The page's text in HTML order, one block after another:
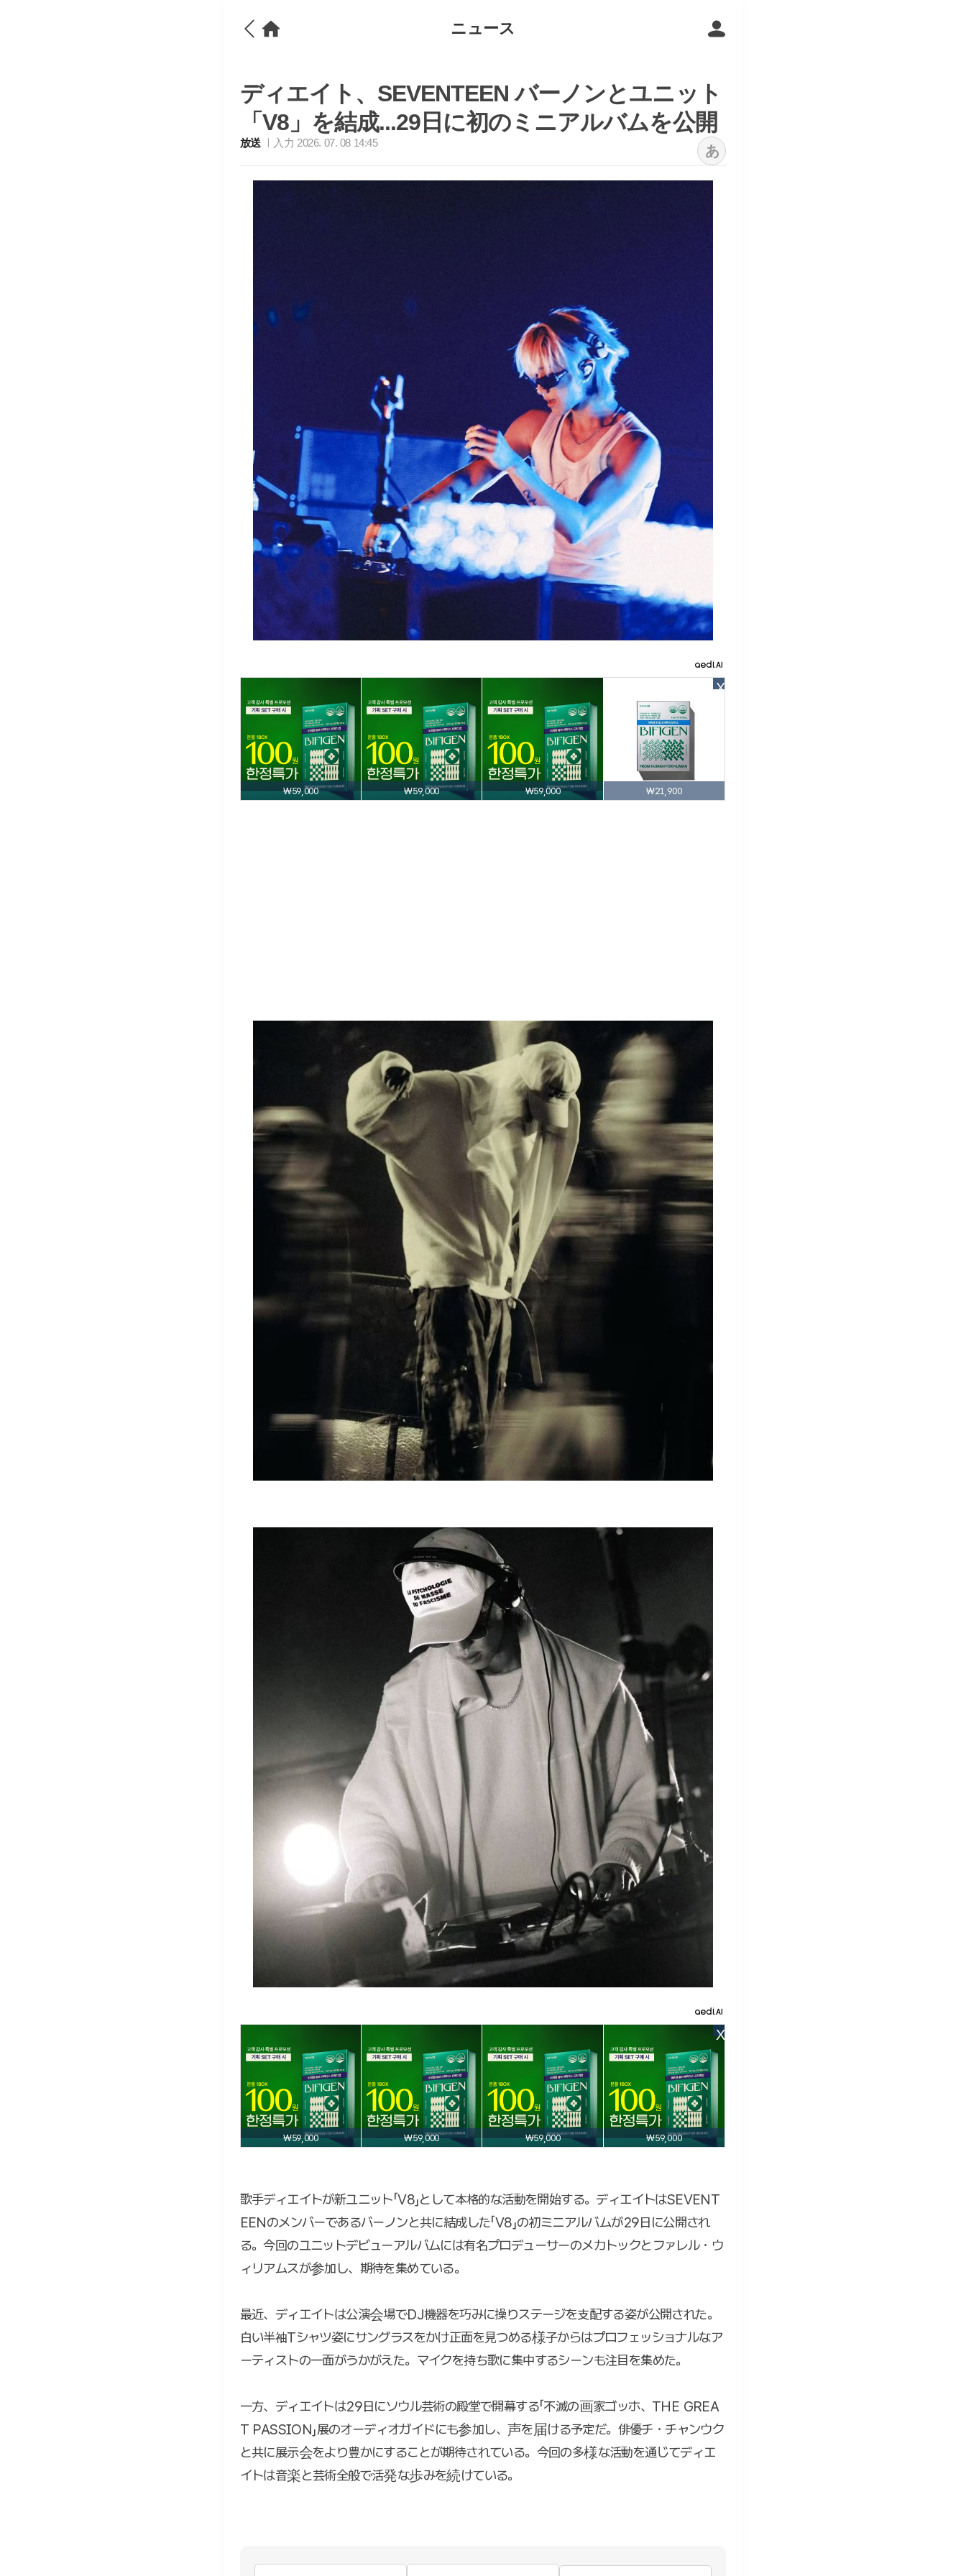
ニュース
ディエイト、SEVENTEEN バーノンとユニット
「V8」を結成...29日に初のミニアルバムを公開
放送 入力 2026. 07. 08 14:45 あ
X
₩59,000 ₩59,000 ₩59,000 ₩21,900
X
₩59,000 ₩59,000 ₩59,000 ₩59,000
歌手ディエイトが新ユニット「V8」として本格的な活動を開始する。ディエイトはSEVENT
EENのメンバーであるバーノンと共に結成した「V8」の初ミニアルバムが29日に公開され
る。今回のユニットデビューアルバムには有名プロデューサーのメカトックとファレル・ウ
ィリアムスが参加し、期待を集めている。
最近、ディエイトは公演会場でDJ機器を巧みに操りステージを支配する姿が公開された。
白い半袖Tシャツ姿にサングラスをかけ正面を見つめる様子からはプロフェッショナルなア
ーティストの一面がうかがえた。マイクを持ち歌に集中するシーンも注目を集めた。
一方、ディエイトは29日にソウル芸術の殿堂で開幕する「不滅の画家ゴッホ、THE GREA
T PASSION」展のオーディオガイドにも参加し、声を届ける予定だ。俳優チ・チャンウク
と共に展示会をより豊かにすることが期待されている。今回の多様な活動を通じてディエ
イトは音楽と芸術全般で活発な歩みを続けている。